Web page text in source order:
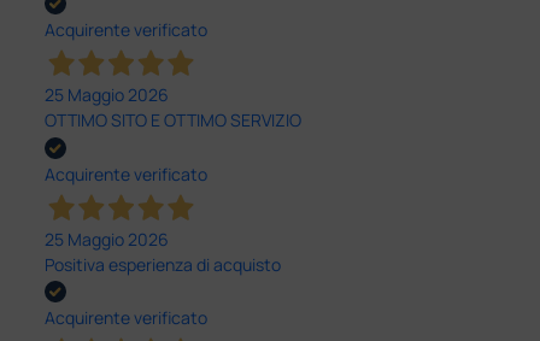
Acquirente verificato
25 Maggio 2026
OTTIMO SITO E OTTIMO SERVIZIO
Acquirente verificato
25 Maggio 2026
Positiva esperienza di acquisto
Acquirente verificato